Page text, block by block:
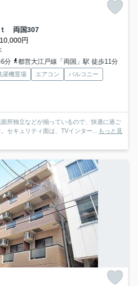
両国307
円
分
都営大江戸線「両国」駅 徒歩11分
濯機置場 エアコン
バルコニー
所独立などが揃っているので、快適に過ご
セキュリティ面は、TVインター... もっと見